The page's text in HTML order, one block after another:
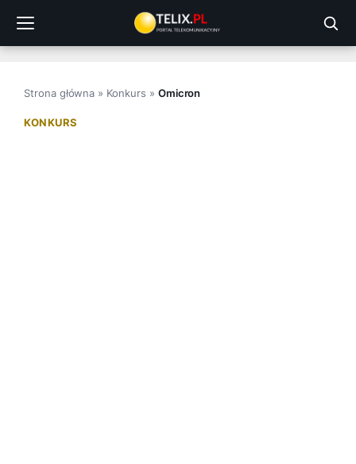
treści
Strona główna » Konkurs » Omicron
KONKURS